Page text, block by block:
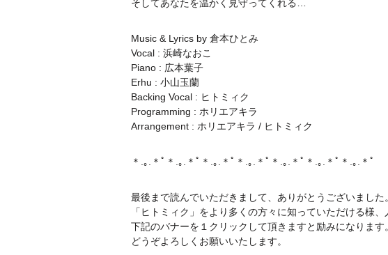
そしてあなたを温かく見守ってくれる…
Music & Lyrics by 倉本ひとみ
Vocal : 浜崎なおこ
Piano : 広本葉子
Erhu : 小山玉蘭
Backing Vocal : ヒトミィク
Programming : ホリエアキラ
Arrangement : ホリエアキラ / ヒトミィク
＊.｡.＊ﾟ＊.｡.＊ﾟ＊.｡.＊ﾟ＊.｡.＊ﾟ＊.｡.＊ﾟ＊.｡.＊ﾟ＊.｡.＊ﾟ
最後まで読んでいただきまして、ありがとうございました
「ヒトミィク」をより多くの方々に知っていただける様
下記のバナーを１クリックして頂きますと励みになります
どうぞよろしくお願いいたします。